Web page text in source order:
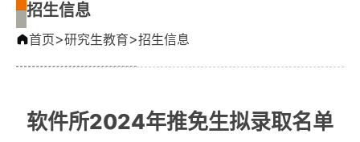
招生信息
首页>研究生教育>招生信息
软件所2024年推免生拟录取名单